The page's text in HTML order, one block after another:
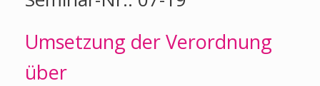
Umsetzung der Verordnung
über